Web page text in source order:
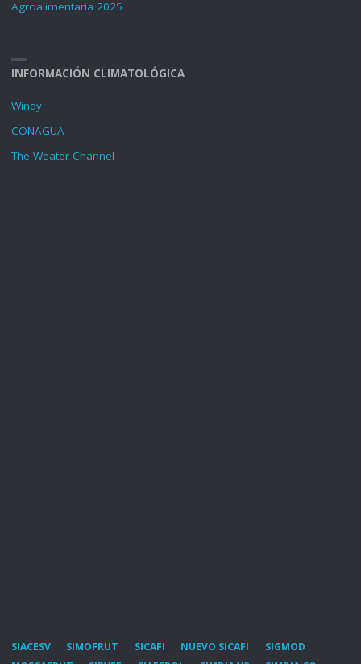
Agroalimentaria 2025
INFORMACIÓN CLIMATOLÓGICA
Windy
CONAGUA
The Weater Channel
SIACESV SIMOFRUT SICAFI NUEVO SICAFI
SIGMOD